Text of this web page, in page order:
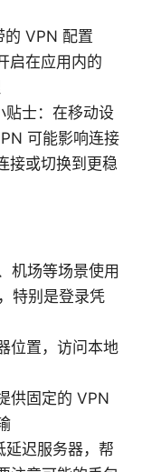
的 VPN 配置
启在应用内的
贴士：在移动设
可能影响连接
接或切换到更稳
机场等场景使用
特别是登录凭
位置，访问本地
供固定的 VPN
延迟服务器，帮